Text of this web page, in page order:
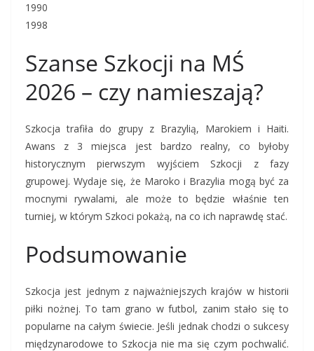
1990
1998
Szanse Szkocji na MŚ
2026 – czy namieszają?
Szkocja trafiła do grupy z Brazylią, Marokiem i Haiti.
Awans z 3 miejsca jest bardzo realny, co byłoby
historycznym pierwszym wyjściem Szkocji z fazy
grupowej. Wydaje się, że Maroko i Brazylia mogą być za
mocnymi rywalami, ale może to będzie właśnie ten
turniej, w którym Szkoci pokażą, na co ich naprawdę stać.
Podsumowanie
Szkocja jest jednym z najważniejszych krajów w historii
piłki nożnej. To tam grano w futbol, zanim stało się to
popularne na całym świecie. Jeśli jednak chodzi o sukcesy
międzynarodowe to Szkocja nie ma się czym pochwalić.